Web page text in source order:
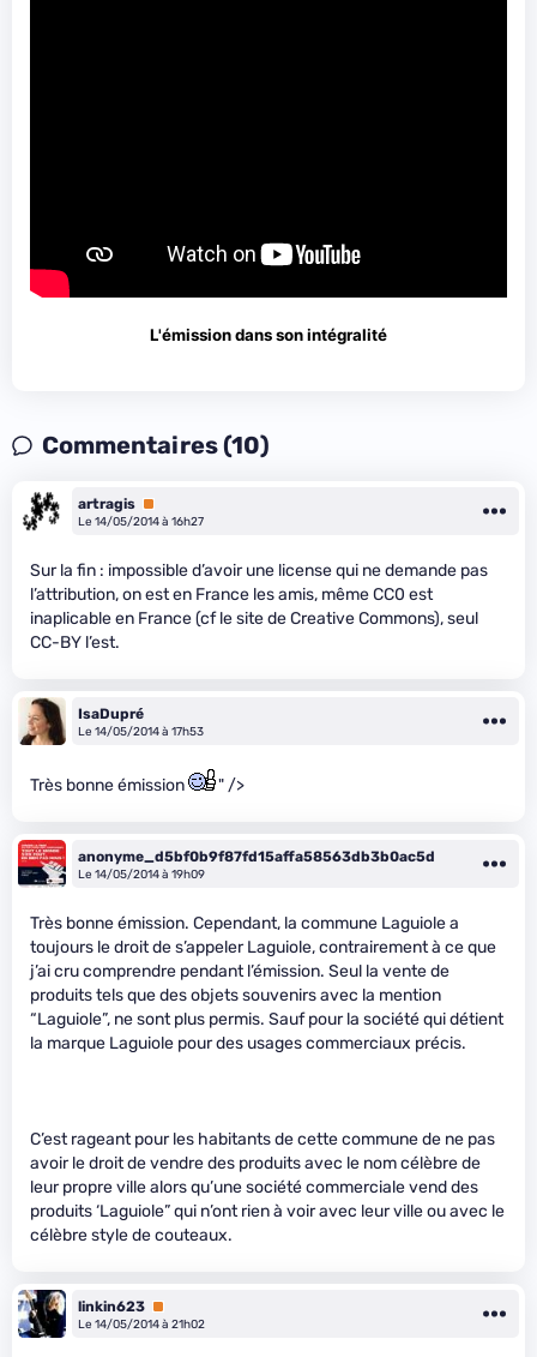
L'émission dans son intégralité
Commentaires (10)
artragis Premium
Le 14/05/2014 à 16h27
Sur la fin : impossible d’avoir une license qui ne demande pas
l’attribution, on est en France les amis, même CC0 est
inaplicable en France (cf le site de Creative Commons), seul
CC-BY l’est.
IsaDupré
Le 14/05/2014 à 17h53
Très bonne émission " />
anonyme_d5bf0b9f87fd15affa58563db3b0ac5d
Le 14/05/2014 à 19h09
Très bonne émission. Cependant, la commune Laguiole a
toujours le droit de s’appeler Laguiole, contrairement à ce que
j’ai cru comprendre pendant l’émission. Seul la vente de
produits tels que des objets souvenirs avec la mention
“Laguiole”, ne sont plus permis. Sauf pour la société qui détient
la marque Laguiole pour des usages commerciaux précis.
C’est rageant pour les habitants de cette commune de ne pas
avoir le droit de vendre des produits avec le nom célèbre de
leur propre ville alors qu’une société commerciale vend des
produits ‘Laguiole” qui n’ont rien à voir avec leur ville ou avec le
célèbre style de couteaux.
linkin623 Premium
Le 14/05/2014 à 21h02